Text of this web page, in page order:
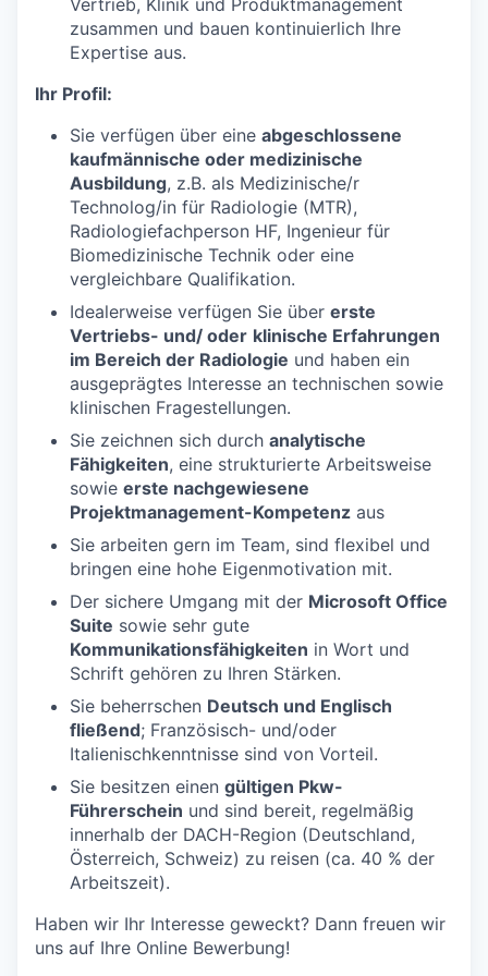
Vertrieb, Klinik und Produktmanagement
zusammen und bauen kontinuierlich Ihre
Expertise aus.
Ihr Profil:
Sie verfügen über eine abgeschlossene
kaufmännische oder medizinische
Ausbildung, z.B. als Medizinische/r
Technolog/in für Radiologie (MTR),
Radiologiefachperson HF, Ingenieur für
Biomedizinische Technik oder eine
vergleichbare Qualifikation.
Idealerweise verfügen Sie über erste
Vertriebs- und/ oder klinische Erfahrungen
im Bereich der Radiologie und haben ein
ausgeprägtes Interesse an technischen sowie
klinischen Fragestellungen.
Sie zeichnen sich durch analytische
Fähigkeiten, eine strukturierte Arbeitsweise
sowie erste nachgewiesene
Projektmanagement-Kompetenz aus
Sie arbeiten gern im Team, sind flexibel und
bringen eine hohe Eigenmotivation mit.
Der sichere Umgang mit der Microsoft Office
Suite sowie sehr gute
Kommunikationsfähigkeiten in Wort und
Schrift gehören zu Ihren Stärken.
Sie beherrschen Deutsch und Englisch
fließend; Französisch- und/oder
Italienischkenntnisse sind von Vorteil.
Sie besitzen einen gültigen Pkw-
Führerschein und sind bereit, regelmäßig
innerhalb der DACH-Region (Deutschland,
Österreich, Schweiz) zu reisen (ca. 40 % der
Arbeitszeit).
Haben wir Ihr Interesse geweckt? Dann freuen wir
uns auf Ihre Online Bewerbung!